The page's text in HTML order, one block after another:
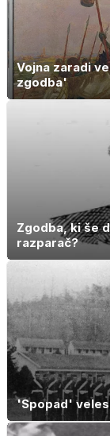
Vojna zaradi
zgodba'
Zgodba, ki še
razparač?
'Spopad'